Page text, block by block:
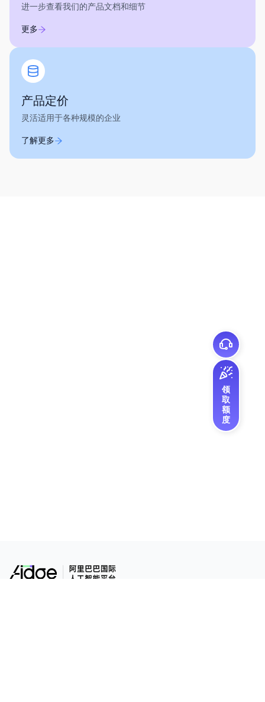
领
取
额
度
进一步查看我们的产品文档和细节
更多
产品定价
灵活适用于各种规模的企业
了解更多